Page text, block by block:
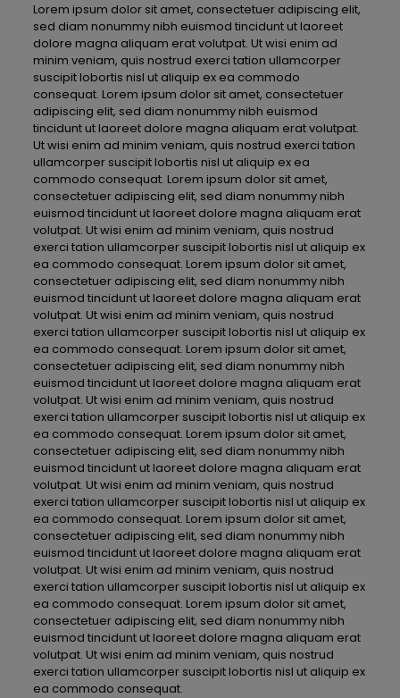
Lorem ipsum dolor sit amet, consectetuer adipiscing elit,
sed diam nonummy nibh euismod tincidunt ut laoreet
dolore magna aliquam erat volutpat. Ut wisi enim ad
minim veniam, quis nostrud exerci tation ullamcorper
suscipit lobortis nisl ut aliquip ex ea commodo
consequat. Lorem ipsum dolor sit amet, consectetuer
adipiscing elit, sed diam nonummy nibh euismod
tincidunt ut laoreet dolore magna aliquam erat volutpat.
Ut wisi enim ad minim veniam, quis nostrud exerci tation
ullamcorper suscipit lobortis nisl ut aliquip ex ea
commodo consequat. Lorem ipsum dolor sit amet,
consectetuer adipiscing elit, sed diam nonummy nibh
euismod tincidunt ut laoreet dolore magna aliquam erat
volutpat. Ut wisi enim ad minim veniam, quis nostrud
exerci tation ullamcorper suscipit lobortis nisl ut aliquip ex
ea commodo consequat. Lorem ipsum dolor sit amet,
consectetuer adipiscing elit, sed diam nonummy nibh
euismod tincidunt ut laoreet dolore magna aliquam erat
volutpat. Ut wisi enim ad minim veniam, quis nostrud
exerci tation ullamcorper suscipit lobortis nisl ut aliquip ex
ea commodo consequat. Lorem ipsum dolor sit amet,
consectetuer adipiscing elit, sed diam nonummy nibh
euismod tincidunt ut laoreet dolore magna aliquam erat
volutpat. Ut wisi enim ad minim veniam, quis nostrud
exerci tation ullamcorper suscipit lobortis nisl ut aliquip ex
ea commodo consequat. Lorem ipsum dolor sit amet,
consectetuer adipiscing elit, sed diam nonummy nibh
euismod tincidunt ut laoreet dolore magna aliquam erat
volutpat. Ut wisi enim ad minim veniam, quis nostrud
exerci tation ullamcorper suscipit lobortis nisl ut aliquip ex
ea commodo consequat. Lorem ipsum dolor sit amet,
consectetuer adipiscing elit, sed diam nonummy nibh
euismod tincidunt ut laoreet dolore magna aliquam erat
volutpat. Ut wisi enim ad minim veniam, quis nostrud
exerci tation ullamcorper suscipit lobortis nisl ut aliquip ex
ea commodo consequat. Lorem ipsum dolor sit amet,
consectetuer adipiscing elit, sed diam nonummy nibh
euismod tincidunt ut laoreet dolore magna aliquam erat
volutpat. Ut wisi enim ad minim veniam, quis nostrud
exerci tation ullamcorper suscipit lobortis nisl ut aliquip ex
ea commodo consequat.